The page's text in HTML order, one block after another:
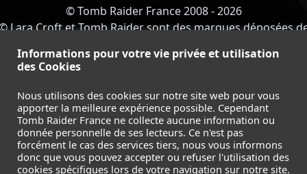
Informations pour votre vie privée et utilisation
des Cookies
Nous utilisons des cookies sur notre site web pour vous
apporter la meilleure expérience possible. Cependant
Tomb Raider France ne collecte aucune information ou
donnée personnelle de ses lecteurs. Ce n'est pas
forcément le cas des services tiers, nous vous informons
donc que vous pouvez accepter ou refuser l'utilisation des
cookies spécifiques lors de votre navigation sur notre site.
© Tomb Raider France 2008 - 2026
Lara Croft et Tomb Raider sont des marques déposées
ACCUEIL- TOMB RAIDER - LEGACY OF ATLANTIS-
MENTIONS LÉGALES / CGU-
Suivez nous sur les réseaux :